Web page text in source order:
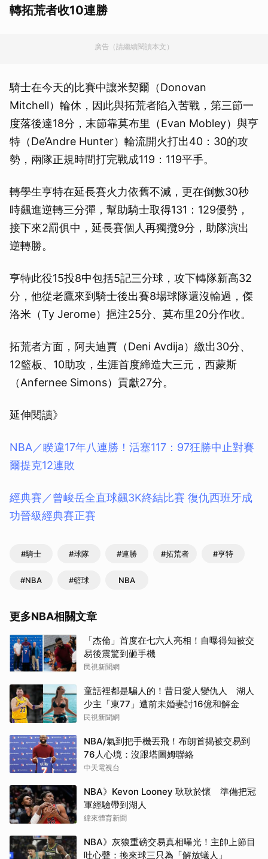
轉拓荒者收10連勝
廣告（請繼續閱讀本文）
騎士在今天的比賽中讓米契爾（Donovan
Mitchell）輪休，因此與拓荒者陷入苦戰，第三節一
度落後達18分，末節靠莫布里（Evan Mobley）與亨
特（De’Andre Hunter）輪流開火打出40：30的攻
勢，兩隊正規時間打完戰成119：119平手。
轉學生亨特在延長賽火力依舊不減，更在倒數30秒
時飆進逆轉三分彈，幫助騎士取得131：129優勢，
接下來2罰俱中，延長賽個人再獨攬9分，助隊演出
逆轉勝。
亨特此役15投8中包括5記三分球，攻下轉隊新高32
分，他從老鷹來到騎士後出賽8場球隊還沒輸過，傑
洛米（Ty Jerome）挹注25分、莫布里20分作收。
拓荒者方面，阿夫迪賈（Deni Avdija）繳出30分、
12籃板、10助攻，生涯首度締造大三元，西蒙斯
（Anfernee Simons）貢獻27分。
延伸閱讀》
NBA／睽違17年八連勝！活塞117：97狂勝中止對賽
爾提克12連敗
經典賽／曾峻岳全直球飆3K終結比賽 復仇西班牙成
功晉級經典賽正賽
#騎士 #球隊 #連勝 #拓荒者 #亨特
#NBA #籃球 NBA
更多NBA相關文章
「杰倫」首度在七六人亮相！自曝得知被交
易後震驚到砸手機
民視新聞網
童話裡都是騙人的！昔日愛人變仇人 湖人
少主「東77」遭前未婚妻討16億和解金
民視新聞網
NBA/氣到把手機丟飛！布朗首揭被交易到
76人心境：沒跟塔圖姆聯絡
中天電視台
NBA》Kevon Looney 耿耿於懷 準備把冠
軍經驗帶到湖人
緯來體育新聞
NBA》灰狼重磅交易真相曝光！主帥上節目
吐心聲：換來球三只為「解放蟻人」